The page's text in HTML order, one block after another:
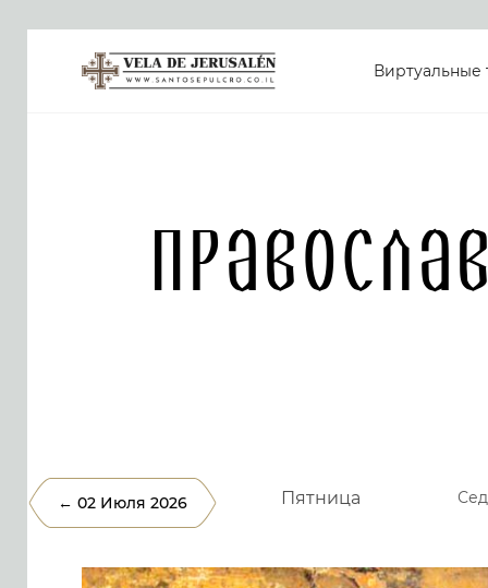
Виртуальные
← 02 Июля 2026 Пятница